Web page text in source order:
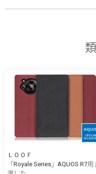
ＬＯＯＦ
「Royale Series」AQUOS R7用